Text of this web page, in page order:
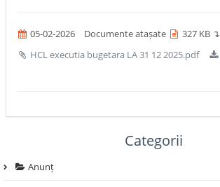
05-02-2026 Documente atașate
327 KB ↴
HCL executia bugetara LA 31 12 2025.pdf
Categorii
Anunț